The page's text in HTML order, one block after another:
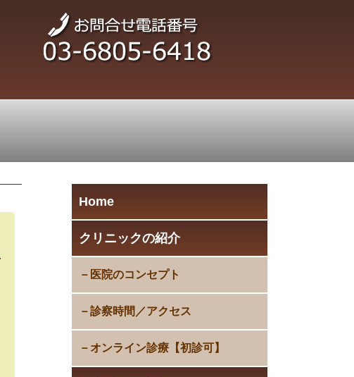
Home
クリニックの紹介
医院のコンセプト
診察時間／アクセス
オンライン診療【初診可】